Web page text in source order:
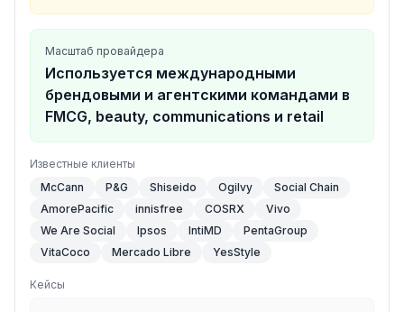
Масштаб провайдера
Используется международными
брендовыми и агентскими командами в
FMCG, beauty, communications и retail
Известные клиенты
McCann
P&G Shiseido Ogilvy
Social Chain
AmorePacific
innisfree COSRX
Vivo
We Are Social
Ipsos IntiMD
PentaGroup
VitaCoco
Mercado Libre YesStyle
Кейсы